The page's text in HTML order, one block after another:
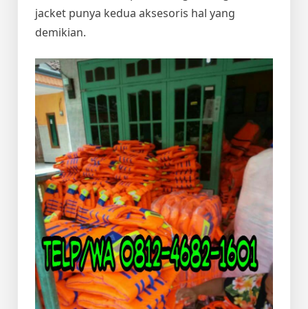
jacket punya kedua aksesoris hal yang
demikian.